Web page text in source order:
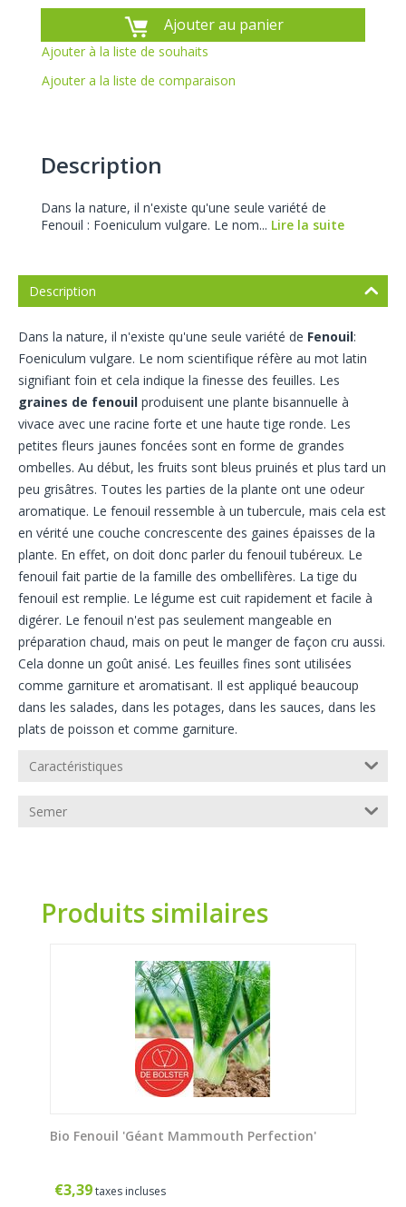
Ajouter au panier
Ajouter à la liste de souhaits
Ajouter a la liste de comparaison
Description
Dans la nature, il n'existe qu'une seule variété de
Fenouil : Foeniculum vulgare. Le nom... Lire la suite
Description
Dans la nature, il n'existe qu'une seule variété de Fenouil:
Foeniculum vulgare. Le nom scientifique réfère au mot latin
signifiant foin et cela indique la finesse des feuilles. Les
graines de fenouil produisent une plante bisannuelle à
vivace avec une racine forte et une haute tige ronde. Les
petites fleurs jaunes foncées sont en forme de grandes
ombelles. Au début, les fruits sont bleus pruinés et plus tard un
peu grisâtres. Toutes les parties de la plante ont une odeur
aromatique. Le fenouil ressemble à un tubercule, mais cela est
en vérité une couche concrescente des gaines épaisses de la
plante. En effet, on doit donc parler du fenouil tubéreux. Le
fenouil fait partie de la famille des ombellifères. La tige du
fenouil est remplie. Le légume est cuit rapidement et facile à
digérer. Le fenouil n'est pas seulement mangeable en
préparation chaud, mais on peut le manger de façon cru aussi.
Cela donne un goût anisé. Les feuilles fines sont utilisées
comme garniture et aromatisant. Il est appliqué beaucoup
dans les salades, dans les potages, dans les sauces, dans les
plats de poisson et comme garniture.
Caractéristiques
Semer
Produits similaires
Bio Fenouil 'Géant Mammouth Perfection'
€3,39taxes incluses